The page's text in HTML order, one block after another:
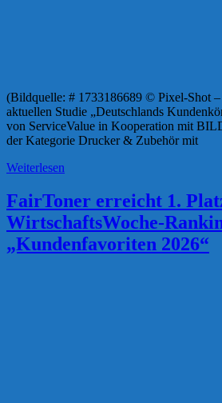
(Bildquelle: # 1733186689 © Pixel-Shot
aktuellen Studie „Deutschlands
von ServiceValue in Kooperation mit
der Kategorie Drucker & Zubehör mit
Weiterlesen
FairToner erreicht 1.
WirtschaftsWoche-
„Kundenfavoriten 2026“